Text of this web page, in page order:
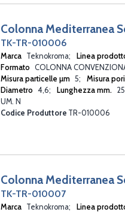
Colonna Mediterranea
TK-TR-010006
Marca Teknokroma Linea
Formato COLONNA
Misura particelle µm 5 Misura pori
Diametro 4,6 Lunghezza mm.
UM. N
Codice Produttore TR-010006
Colonna Mediterranea
TK-TR-010007
Marca Teknokroma Linea